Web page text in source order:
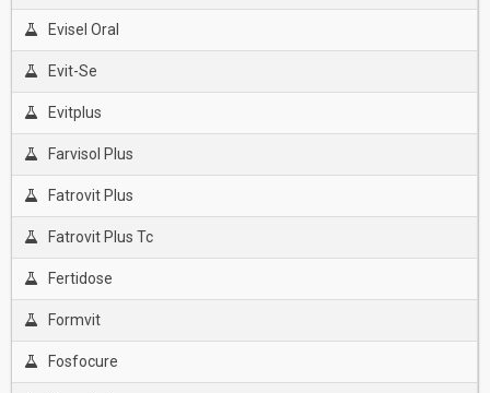
Evisel Oral
Evit-Se
Evitplus
Farvisol Plus
Fatrovit Plus
Fatrovit Plus Tc
Fertidose
Formvit
Fosfocure